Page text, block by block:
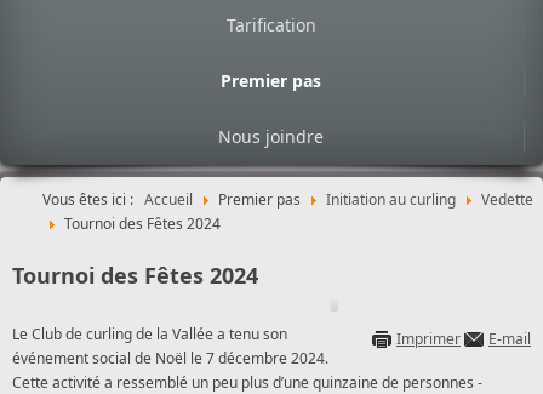
Tarification
Premier pas
Nous joindre
Vous êtes ici : Accueil Premier pas Initiation au curling
Vedette
Tournoi des Fêtes 2024
Tournoi des Fêtes 2024
Imprimer E-mail
Le Club de curling de la Vallée a tenu son
événement social de Noël le 7 décembre 2024.
Cette activité a ressemblé un peu plus d’une quinzaine de personnes -